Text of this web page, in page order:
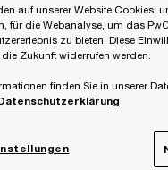
hat die EU den
auf unserer Website Cookies,
für die Webanalyse, um das
zu bieten. Diese
Zukunft widerrufen werden.
finden Sie in unserer